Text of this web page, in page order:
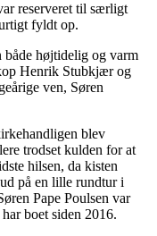
reserveret til særligt
fyldt op.
højtidelig og varm
Henrik Stubkjær og
ven, Søren
blev
trodset kulden for at
hilsen, da kisten
på en lille rundtur i
Pape Poulsen var
boet siden 2016.